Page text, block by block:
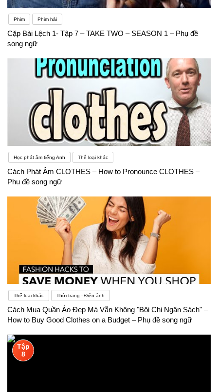
Phim Phim hài
Cặp Bài Lệch 1- Tập 7 – TAKE TWO – SEASON 1 – Phụ đề
song ngữ
Học phát âm tiếng Anh Thể loại khác
Cách Phát Âm CLOTHES – How to Pronounce CLOTHES –
Phụ đề song ngữ
Thể loại khác Thời trang - Điện ảnh
Cách Mua Quần Áo Đẹp Mà Vẫn Không "Bội Chi Ngân Sách" –
How to Buy Good Clothes on a Budget – Phụ đề song ngữ
Tập
8